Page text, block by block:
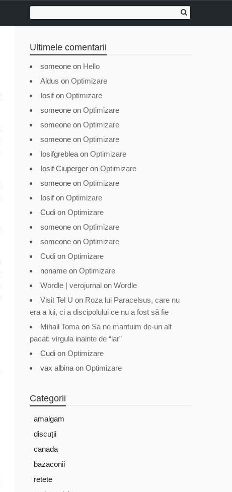
Ultimele comentarii
someone on Hello
Aldus on Optimizare
Iosifon Optimizare
someone on Optimizare
someone on Optimizare
someone on Optimizare
Iosifgreblea on Optimizare
Iosif Ciuperger on Optimizare
someone on Optimizare
Iosifon Optimizare
Cudi on Optimizare
someone on Optimizare
someone on Optimizare
Cudi on Optimizare
noname on Optimizare
Wordle | verojurnal on Wordle
Visit Tel U on Roza lui Paracelsus, care nu
era a lui, ci a discipolului ce nu a fost să fie
Mihail Toma on Sa ne mantuim de-un alt
pacat: virgula inainte de “iar”
Cudi on Optimizare
vax albina on Optimizare
Categorii
amalgam
discuții
canada
bazaconii
retete